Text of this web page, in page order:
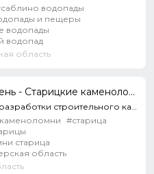
водопады
и пещеры
водопады
водопад
область
Белый камень - Старицкие каменоломни
Подземные разработки строительного камня велись на территории Старицкого района на протяжении многих...
#старица
старица
область